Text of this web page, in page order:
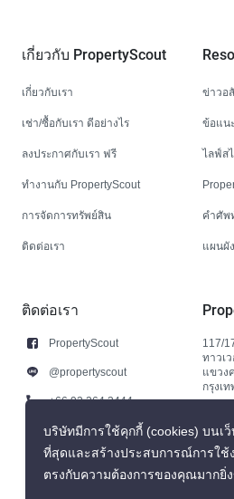
เกี่ยวกับ PropertyScout
เกี่ยวกับเรา
เช่า/ซื้อกับเรา ดีอย่างไร
ลงประกาศกับเรา ฟรี
ทำงานกับ PropertyScout
การจัดการทรัพย์สิน
ติดต่อเรา
ข่าวอ
ข้อแน
ไลฟ์ส
คำศัพ
แผนผั
ติดต่อเรา
PropertyScout
@propertyscout
+66 92 264 3444
+66 92 264 3444
contact@propertyscout.co.th
117/
ทาวเ
แขวง
กรุงเ
บริษัทมีการใช้คุกกี้ (cookies) บนเ
ที่สุดและสร้างประสบการณ์การใช้
ตรงกับความต้องการของคุณมากยิ่